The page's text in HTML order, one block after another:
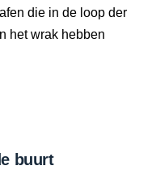
die in de loop der
het wrak hebben
buurt